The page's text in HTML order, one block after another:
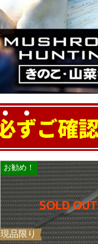
お勧め！
現品限り